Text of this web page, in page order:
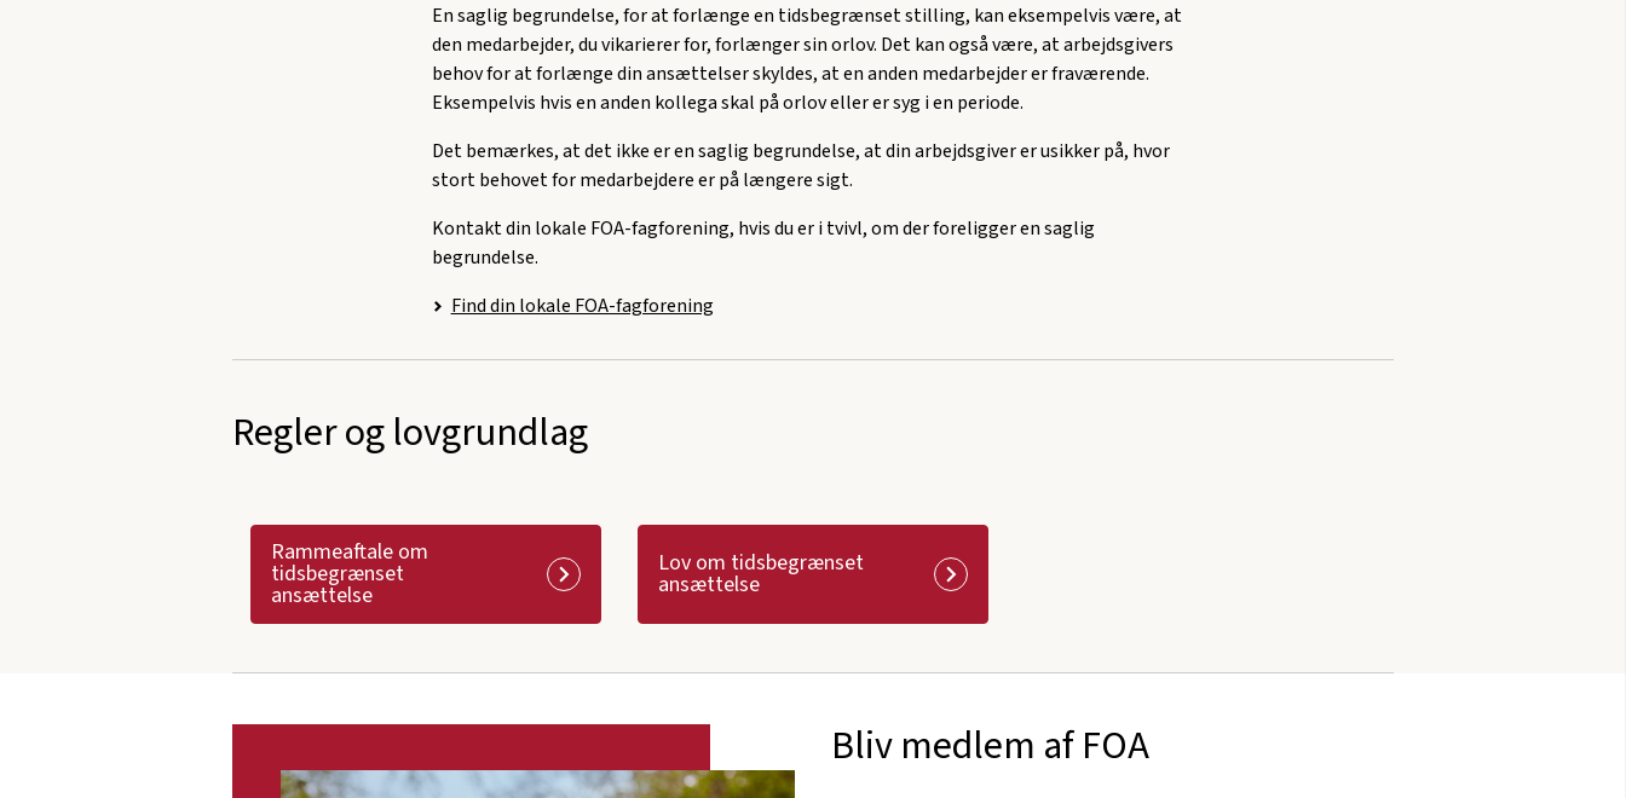
En saglig begrundelse, for at forlænge en tidsbegrænset stilling, kan eksempelvis være, at
den medarbejder, du vikarierer for, forlænger sin orlov. Det kan også være, at arbejdsgivers
behov for at forlænge din ansættelser skyldes, at en anden medarbejder er fraværende.
Eksempelvis hvis en anden kollega skal på orlov eller er syg i en periode.
Det bemærkes, at det ikke er en saglig begrundelse, at din arbejdsgiver er usikker på, hvor
stort behovet for medarbejdere er på længere sigt.
Kontakt din lokale FOA-fagforening, hvis du er i tvivl, om der foreligger en saglig
begrundelse.
Find din lokale FOA-fagforening
Regler og lovgrundlag
Rammeaftale om
tidsbegrænset
ansættelse
Lov om tidsbegrænset
ansættelse
Bliv medlem af FOA